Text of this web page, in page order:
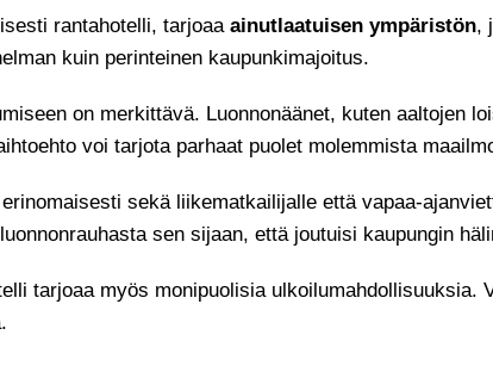
rantahotelli, tarjoaa ainutlaatuisen ympäristön,
kuin perinteinen kaupunkimajoitus.
on merkittävä. Luonnonäänet, kuten aaltojen
voi tarjota parhaat puolet molemmista
sekä liikematkailijalle että vapaa-
sen sijaan, että joutuisi kaupungin
tarjoaa myös monipuolisia